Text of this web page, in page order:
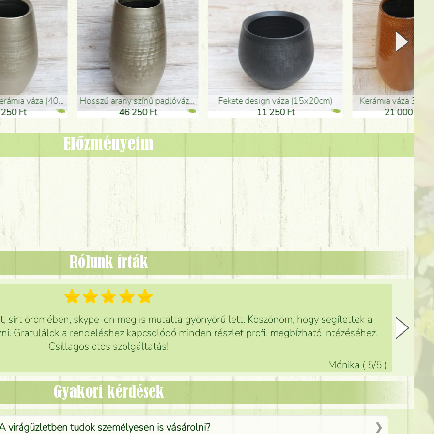
(50x29cm)
Ft
fekete design váza (15x20cm)
11 250 Ft
Kerámia váza 35*21cm
21 000 Ft
ballagó fiú fa betűző
1 300 Ft
Előzményeim
Rólunk írták
sírt örömében, skype-on meg is mutatta gyönyörű lett. Köszönöm, hogy segítettek a
Gratulálok a rendeléshez kapcsolódó minden részlet profi, megbízható intézéséhez.
Csillagos ötös szolgáltatás!
Mónika ( 5/5 )
Gyakori kérdések
virágüzletben tudok személyesen is vásárolni?